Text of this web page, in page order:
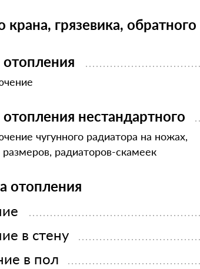
грязевика,
нестандартного
чугунного радиатора на ножах,
радиаторов-скамеек
отопления
в стену
в пол